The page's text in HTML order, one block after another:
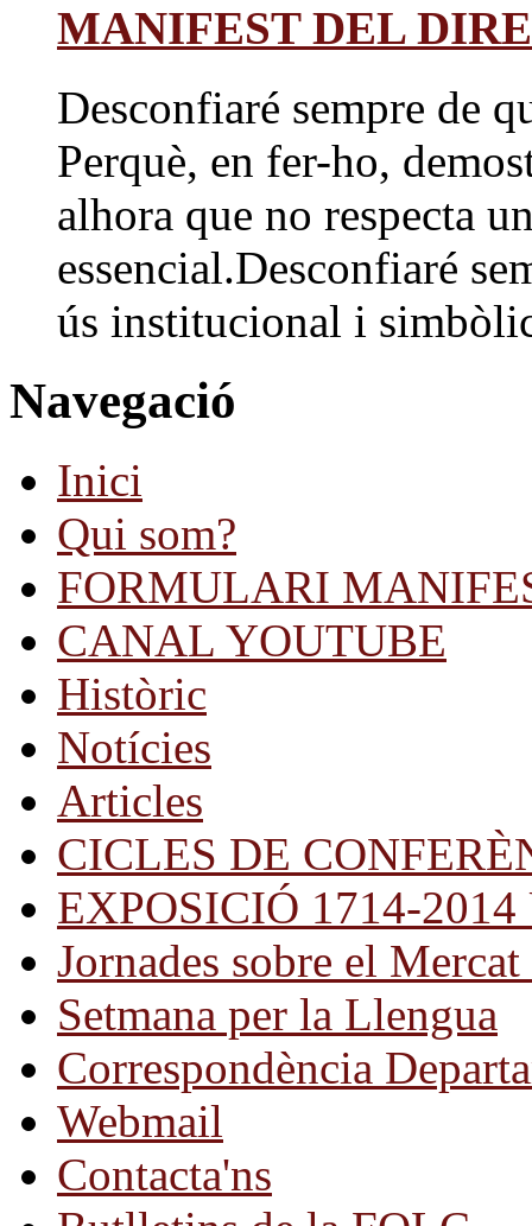
MANIFEST DEL
Desconfiaré sempre de
Perquè, en fer-ho,
alhora que no respecta
essencial.Desconfiaré
ús institucional i
Navegació
Inici
Qui som?
FORMULARI
CANAL YOUTUBE
Històric
Notícies
Articles
CICLES DE
EXPOSICIÓ 1714-
Jornades sobre el
Setmana per la Llengua
Correspondència
Webmail
Contacta'ns